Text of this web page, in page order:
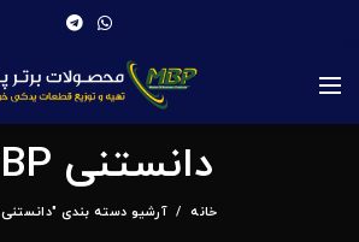
دانستنی MBP
خانه آرشیو دسته بندی "دانستنی MBP"